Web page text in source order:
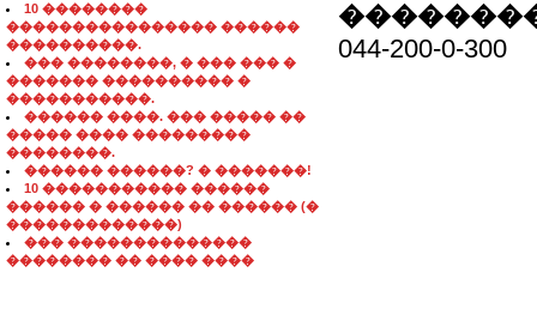
10 ��������
���������������� ������
����������.
��� ��������, � ��� ��� �
������� ���������� �
�����������.
������ ����. ��� ����� ��
����� ���� ���������
��������.
������ ������? � �������!
10 ����������� ������
������ � ������ �� ������ (�
�������������)
��� ��������������
�������� �� ���� ����
044-200-0-300